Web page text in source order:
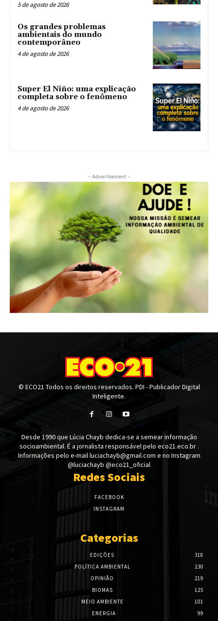
5 de agosto de 2026
Os grandes problemas
ambientais do mundo
contemporâneo
4 de agosto de 2026
Super El Niño: uma explicação
completa sobre o fenômeno
4 de agosto de 2026
- Advertisement -
© ECO21 Todos os direitos reservados. PDI - Publicador Digital
Inteligente.
Desde 1990 que Lúcia Chayb dedica-se a semear informação
socioambiental. É a jornalista responsável pelo eco21.eco.br .
Informações pelo e-mail luciachayb@gmail.com e no Instagram
@luciachayb @eco21_oficial
Redes Sociais
FACEBOOK
INSTAGRAM
Categorias
EDIÇÕES
318
POLÍTICA AMBIENTAL
230
OPINIÃO
219
BIOMAS
125
MEIO AMBIENTE
101
ENERGIA
99